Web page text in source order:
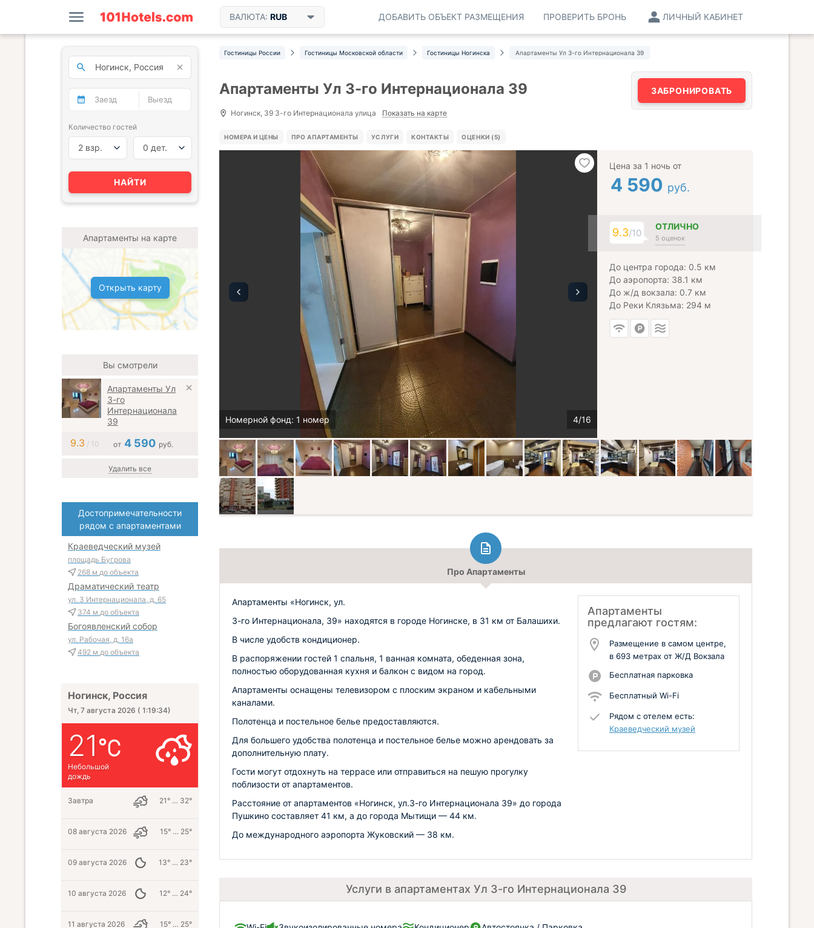
ВАЛЮТА: RUB ЛИЧНЫЙ КАБИНЕТ
ПРОВЕРИТЬ БРОНЬ
ДОБАВИТЬ ОБЪЕКТ РАЗМЕЩЕНИЯ
Гостиницы России Гостиницы Московской области Гостиницы Ногинска Апартаменты Ул 3-го Интернационала 39
Апартаменты Ул 3-го Интернационала 39
Ногинск, 39 3-го Интернационала улица Показать на карте
ЗАБРОНИРОВАТЬ
НОМЕРА И ЦЕНЫ ПРО АПАРТАМЕНТЫ УСЛУГИ КОНТАКТЫ ОЦЕНКИ (5)
Номерной фонд: 1 номер
Цена за 1 ночь от
4 590 руб.
9.3/10
ОТЛИЧНО
5 оценок
До центра города: 0.5 км
До аэропорта: 38.1 км
До ж/д вокзала: 0.7 км
До Реки Клязьма: 294 м
Про Апартаменты
Апартаменты
предлагают гостям:
Размещение в самом центре,
в 693 метрах от Ж/Д Вокзала
Бесплатная парковка
Бесплатный Wi-Fi
Рядом с отелем есть:
Краеведческий музей
Апартаменты «Ногинск, ул.
3-го Интернационала, 39» находятся в городе Ногинске, в 31 км от Балашихи.
В числе удобств кондиционер.
В распоряжении гостей 1 спальня, 1 ванная комната, обеденная зона,
полностью оборудованная кухня и балкон с видом на город.
Апартаменты оснащены телевизором с плоским экраном и кабельными
каналами.
Полотенца и постельное белье предоставляются.
Для большего удобства полотенца и постельное белье можно арендовать за
дополнительную плату.
Гости могут отдохнуть на террасе или отправиться на пешую прогулку
поблизости от апартаментов.
Расстояние от апартаментов «Ногинск, ул.3-го Интернационала 39» до города
Пушкино составляет 41 км, а до города Мытищи — 44 км.
До международного аэропорта Жуковский — 38 км.
Услуги в апартаментах Ул 3-го Интернационала 39
Количество гостей
2 взр. 0 дет.
НАЙТИ
Апартаменты на карте
Открыть карту
Вы смотрели
Апартаменты Ул
3-го
Интернационала
39
9.3 / 10 от 4 590 руб.
Удалить все
Достопримечательности
рядом с апартаментами
Краеведческий музей
площадь Бугрова
268 м до объекта
Драматический театр
ул. 3 Интернационала, д. 65
374 м до объекта
Богоявленский собор
ул. Рабочая, д. 16а
492 м до объекта
Ногинск, Россия
Чт, 7 августа 2026 ( 1:19:35)
21
Небольшой
дождь
Завтра 21° … 32°
08 августа 2026 15° … 25°
09 августа 2026 13° … 23°
10 августа 2026 12° … 24°
11 августа 2026 15° … 25°